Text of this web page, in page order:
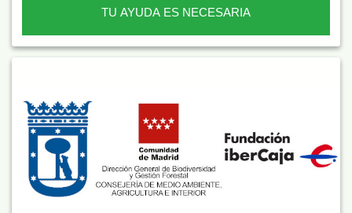
TU AYUDA ES NECESARIA